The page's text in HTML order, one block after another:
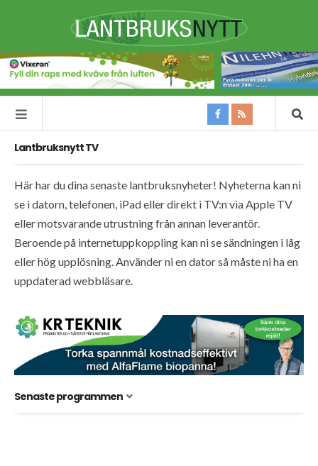
Lantbruksnytt TV
Här har du dina senaste lantbruksnyheter! Nyheterna kan ni
se i datorn, telefonen, iPad eller direkt i TV:n via Apple TV
eller motsvarande utrustning från annan leverantör.
Beroende på internetuppkoppling kan ni se sändningen i låg
eller hög upplösning. Använder ni en dator så måste ni ha en
uppdaterad webbläsare.
Senaste programmen